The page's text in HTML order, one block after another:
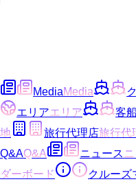
MediaMedia
エリアエリア 客
地
旅行代理店旅行代
Q&AQ&A ニュース
ダーボード
クルーズ